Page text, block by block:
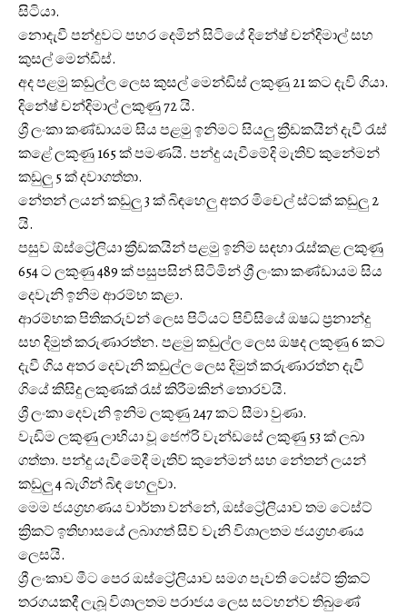
සිටියා.
නොදැවී පන්දුවට පහර දෙමින් සිටියේ දිනේෂ් චන්දිමාල් සහ
කුසල් මෙන්ඩිස්.
අද පළමු කඩුල්ල ලෙස කුසල් මෙන්ඩිස් ලකුණු 21 කට දැවි ගියා.
දිනේෂ් චන්දිමාල් ලකුණු 72 යි.
ශ්‍රී ලංකා කණ්ඩායම සිය පළමු ඉනිමට සියලු ක්‍රීඩකයින් දැවී රැස්
කළේ ලකුණු 165 ක් පමණයි. පන්දු යැවීමේදි මැතිව් කුනේමන්
කඩුලු 5 ක් දවාගත්තා.
නේතන් ලයන් කඩුලු 3 ක් බිඳහෙලු අතර මිචෙල් ස්ටක් කඩුලු 2
යි.
පසුව ඕස්ට්‍රේලියා ක්‍රීඩකයින් පළමු ඉනිම සඳහා රැස්කළ ලකුණු
654 ට ලකුණු 489 ක් පසුපසින් සිටිමින් ශ්‍රී ලංකා කණ්ඩායම සිය
දෙවැනි ඉනිම ආරම්භ කළා.
ආරම්භක පිතිකරුවන් ලෙස පිටියට පිවිසියේ ඔෂධ ප්‍රනාන්දු
සහ දිමුත් කරුණාරත්න. පළමු කඩුල්ල ලෙස ඔෂද ලකුණු 6 කට
දැවී ගිය අතර දෙවැනි කඩුල්ල ලෙස දිමුත් කරුණාරත්න දැවී
ගියේ කිසිදු ලකුණක් රැස් කිරීමකින් තොරවයි.
ශ්‍රී ලංකා දෙවැනි ඉනිම ලකුණු 247 කට සීමා වුණා.
වැඩිම ලකුණු ලාභියා වූ ජෙෆ්රි වැන්ඩසේ ලකුණු 53 ක් ලබා
ගත්තා. පන්දු යැවීමේදී මැතිව් කුනේමන් සහ නේතන් ලයන්
කඩුලු 4 බැගින් බිඳ හෙලුවා.
මෙම ජයග්‍රහණය වාර්තා වන්නේ, ඔස්ට්‍රේලියාව තම ටෙස්ට්
ක්‍රිකට් ඉතිහාසයේ ලබාගත් සිව් වැනි විශාලතම ජයග්‍රහණය
ලෙසයි.
ශ්‍රී ලංකාව මීට පෙර ඔස්ට්‍රේලියාව සමග පැවති ටෙස්ට් ක්‍රිකට්
තරගයකදී ලැබූ විශාලතම පරාජය ලෙස සටහන්ව තිබුණේ